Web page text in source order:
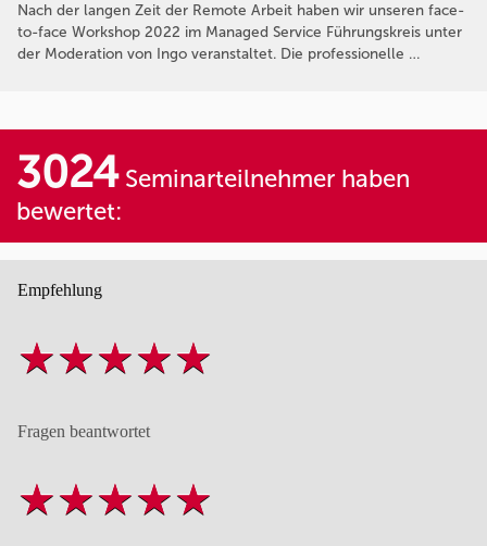
Nach der langen Zeit der Remote Arbeit haben wir unseren face-
to-face Workshop 2022 im Managed Service Führungskreis unter
der Moderation von Ingo veranstaltet. Die professionelle …
3024Seminarteilnehmer haben
bewertet:
Empfehlung
Fragen beantwortet